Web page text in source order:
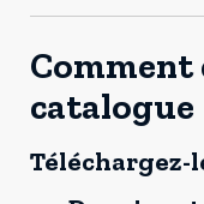
catalogue
Téléchargez-